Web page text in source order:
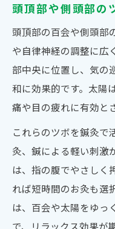
頭頂部や側頭部の
頭頂部の百会や側頭部
や自律神経の調整に広
部中央に位置し、気の
和に効果的です。太陽
痛や目の疲れに有効と
これらのツボを鍼灸で
灸、鍼による軽い刺激
は、指の腹でやさしく
れば短時間のお灸も選
は、百会や太陽をゆっ
で、リラックス効果が